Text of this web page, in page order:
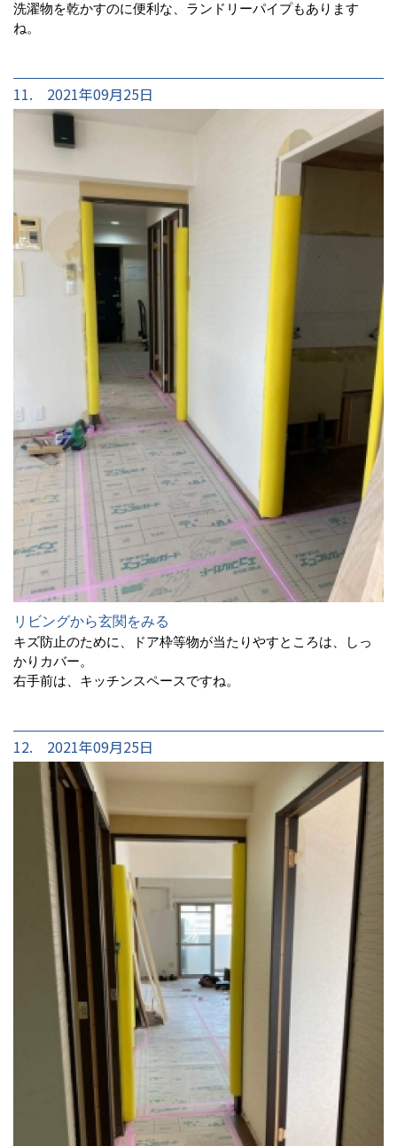
洗濯物を乾かすのに便利な、ランドリーパイプもあります
ね。
11. 2021年09月25日
リビングから玄関をみる
キズ防止のために、ドア枠等物が当たりやすところは、しっ
かりカバー。
右手前は、キッチンスペースですね。
12. 2021年09月25日